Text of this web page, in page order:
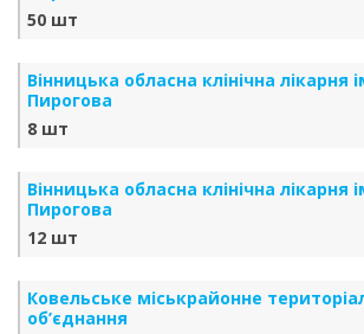
50 шт
Вінницька обласна клінічна лікарня
Пирогова
8 шт
Вінницька обласна клінічна лікарня
Пирогова
12 шт
Ковельське міськрайонне
об’єднання